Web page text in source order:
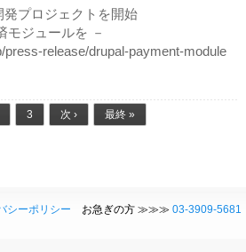
発プロジェクトを開始
モジュールを －
press-release/drupal-payment-module
3 次 › 最終 »
シーポリシー お急ぎの方 ≫≫≫ 03-3909-5681